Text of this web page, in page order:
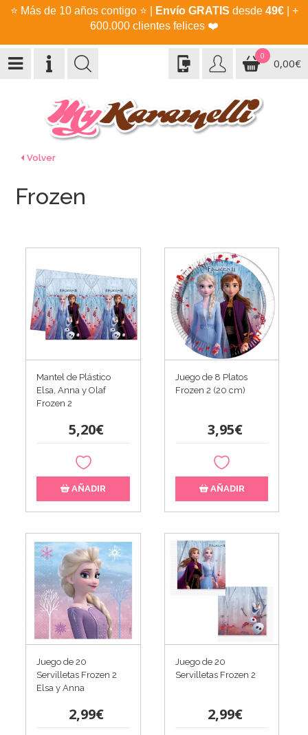
⭐ Más de 10 años contigo ⭐ Envío GRATIS desde 49€| +
600.000 clientes felices ❤️
0
0,00€
Volver
Frozen
Mantel de Plástico
Elsa, Anna y Olaf
Frozen 2
5,20€
AÑADIR
Juego de 8 Platos
Frozen 2 (20 cm)
3,95€
AÑADIR
Juego de 20
Servilletas Frozen 2
Elsa y Anna
2,99€
Juego de 20
Servilletas Frozen 2
2,99€